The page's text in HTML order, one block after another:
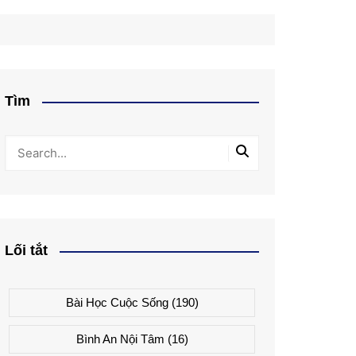
Tìm
Lối tắt
Bài Học Cuộc Sống(190)
Bình An Nội Tâm (16)